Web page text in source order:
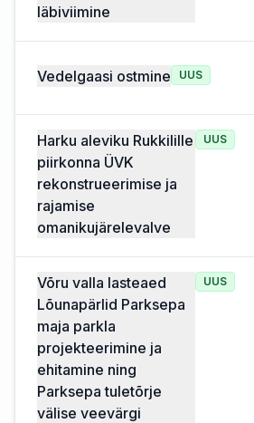
läbiviimine
Vedelgaasi ostmine UUS
Harku aleviku Rukkilille
piirkonna ÜVK
rekonstrueerimise ja
rajamise
omanikujärelevalve
UUS
Võru valla lasteaed
Lõunapärlid Parksepa
maja parkla
projekteerimine ja
ehitamine ning
Parksepa tuletõrje
välise veevärgi
UUS